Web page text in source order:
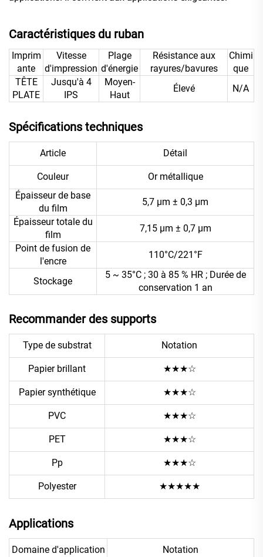
Caractéristiques du ruban
Imprim
ante
Vitesse
d'impression
Plage
d'énergie
Résistance aux
rayures/bavures
Chimi
que
TÊTE
PLATE
Jusqu'à 4
IPS
Moyen-
Haut
Élevé N/A
Spécifications techniques
Article Détail
Couleur
Or métallique
Épaisseur de base
du film
5,7 μm ± 0,3 μm
Épaisseur totale du
film
7,15 μm ± 0,7 μm
Point de fusion de
l'encre
110°C/221°F
Stockage
5 ~ 35°C ; 30 à 85 % HR ; Durée de
conservation 1 an
Recommander des supports
Type de substrat Notation
Papier brillant ★★★☆
Papier synthétique ★★★☆
PVC ★★★☆
PET ★★★☆
Pp ★★★☆
Polyester ★★★★★
Applications
Domaine d'application Notation